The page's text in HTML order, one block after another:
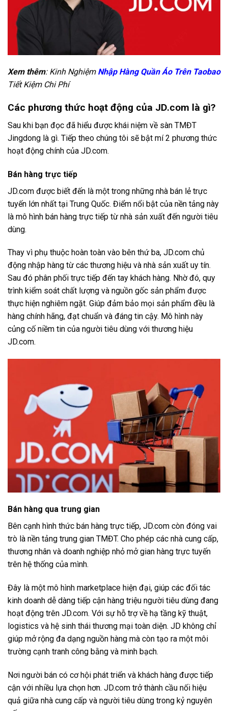
Xem thêm: Kinh Nghiệm Nhập Hàng Quần Áo Trên Taobao
Tiết Kiệm Chi Phí
Các phương thức hoạt động của JD.com là gì?
Sau khi bạn đọc đã hiểu được khái niệm về sàn TMĐT
Jingdong là gì. Tiếp theo chúng tôi sẽ bật mí 2 phương thức
hoạt động chính của JD.com.
Bán hàng trực tiếp
JD.com được biết đến là một trong những nhà bán lẻ trực
tuyến lớn nhất tại Trung Quốc. Điểm nổi bật của nền tảng này
là mô hình bán hàng trực tiếp từ nhà sản xuất đến người tiêu
dùng.
Thay vì phụ thuộc hoàn toàn vào bên thứ ba, JD.com chủ
động nhập hàng từ các thương hiệu và nhà sản xuất uy tín.
Sau đó phân phối trực tiếp đến tay khách hàng. Nhờ đó, quy
trình kiểm soát chất lượng và nguồn gốc sản phẩm được
thực hiện nghiêm ngặt. Giúp đảm bảo mọi sản phẩm đều là
hàng chính hãng, đạt chuẩn và đáng tin cậy. Mô hình này
củng cố niềm tin của người tiêu dùng với thương hiệu
JD.com.
Bán hàng qua trung gian
Bên cạnh hình thức bán hàng trực tiếp, JD.com còn đóng vai
trò là nền tảng trung gian TMĐT. Cho phép các nhà cung cấp,
thương nhân và doanh nghiệp nhỏ mở gian hàng trực tuyến
trên hệ thống của mình.
Đây là một mô hình marketplace hiện đại, giúp các đối tác
kinh doanh dễ dàng tiếp cận hàng triệu người tiêu dùng đang
hoạt động trên JD.com. Với sự hỗ trợ về hạ tầng kỹ thuật,
logistics và hệ sinh thái thương mại toàn diện. JD không chỉ
giúp mở rộng đa dạng nguồn hàng mà còn tạo ra một môi
trường cạnh tranh công bằng và minh bạch.
Nơi người bán có cơ hội phát triển và khách hàng được tiếp
cận với nhiều lựa chọn hơn. JD.com trở thành cầu nối hiệu
quả giữa nhà cung cấp và người tiêu dùng trong kỷ nguyên